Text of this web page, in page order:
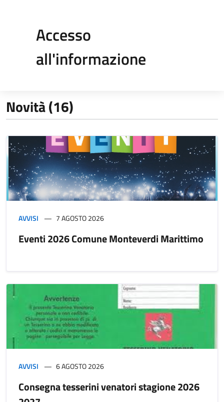
Accesso
all'informazione
Novità (16)
AVVISI 7 AGOSTO 2026
Eventi 2026 Comune Monteverdi Marittimo
AVVISI 6 AGOSTO 2026
Consegna tesserini venatori stagione 2026